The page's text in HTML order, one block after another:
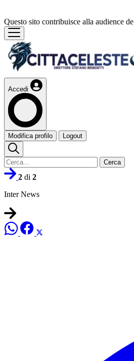
Questo sito contribuisce alla audience de
Accedi
Modifica profilo Logout
Cerca
2 di 2
Inter News